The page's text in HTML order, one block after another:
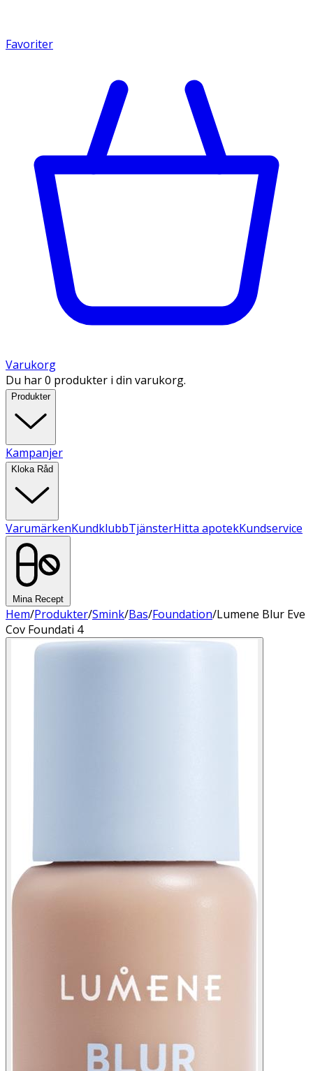
Favoriter
Varukorg
Du har 0 produkter i din varukorg.
Produkter
Kampanjer
Kloka Råd
VarumärkenKundklubbTjänsterHitta apotekKundservice
Mina Recept
Hem/Produkter/Smink/Bas/Foundation/Lumene Blur Eve
Cov Foundati 4